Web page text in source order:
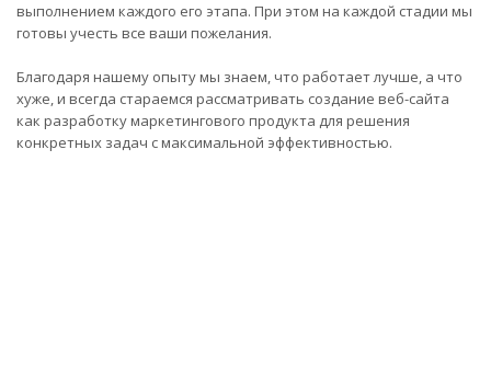
выполнением каждого его этапа. При этом на каждой стадии мы
готовы учесть все ваши пожелания.
Благодаря нашему опыту мы знаем, что работает лучше, а что
хуже, и всегда стараемся рассматривать создание веб-сайта
как разработку маркетингового продукта для решения
конкретных задач с максимальной эффективностью.